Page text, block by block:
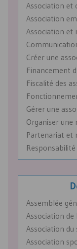
Association et
Association
Association et
Créer une
Financement
Fiscalité des
Gérer une
Organiser
Partenariat et
Assemblée
Association de
Association du
Association